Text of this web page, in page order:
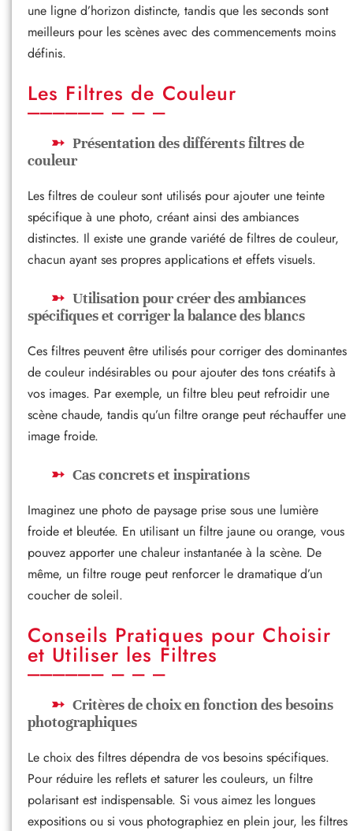
une ligne d’horizon distincte, tandis que les seconds sont
meilleurs pour les scènes avec des commencements moins
définis.
Les Filtres de Couleur
Présentation des différents filtres de
couleur
Les filtres de couleur sont utilisés pour ajouter une teinte
spécifique à une photo, créant ainsi des ambiances
distinctes. Il existe une grande variété de filtres de couleur,
chacun ayant ses propres applications et effets visuels.
Utilisation pour créer des ambiances
spécifiques et corriger la balance des blancs
Ces filtres peuvent être utilisés pour corriger des dominantes
de couleur indésirables ou pour ajouter des tons créatifs à
vos images. Par exemple, un filtre bleu peut refroidir une
scène chaude, tandis qu’un filtre orange peut réchauffer une
image froide.
Cas concrets et inspirations
Imaginez une photo de paysage prise sous une lumière
froide et bleutée. En utilisant un filtre jaune ou orange, vous
pouvez apporter une chaleur instantanée à la scène. De
même, un filtre rouge peut renforcer le dramatique d’un
coucher de soleil.
Conseils Pratiques pour Choisir
et Utiliser les Filtres
Critères de choix en fonction des besoins
photographiques
Le choix des filtres dépendra de vos besoins spécifiques.
Pour réduire les reflets et saturer les couleurs, un filtre
polarisant est indispensable. Si vous aimez les longues
expositions ou si vous photographiez en plein jour, les filtres